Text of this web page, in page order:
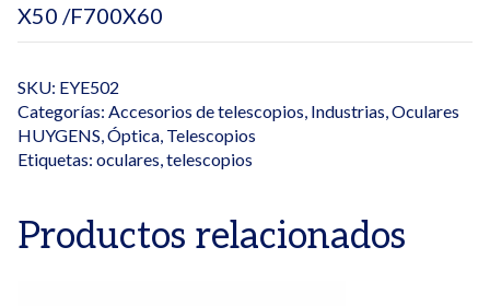
X50 /F700X60
SKU: EYE502
Categorías: Accesorios de telescopios, Industrias,Oculares
HUYGENS,Óptica, Telescopios
Etiquetas: oculares,telescopios
Productos relacionados